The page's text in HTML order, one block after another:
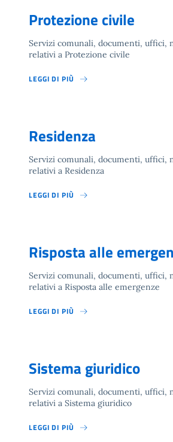
Protezione civile
Servizi comunali, documenti, uffici,
relativi a Protezione civile
LEGGI DI PIÙ
Residenza
Servizi comunali, documenti, uffici,
relativi a Residenza
LEGGI DI PIÙ
Risposta alle
Servizi comunali, documenti, uffici,
relativi a Risposta alle emergenze
LEGGI DI PIÙ
Sistema giuridico
Servizi comunali, documenti, uffici,
relativi a Sistema giuridico
LEGGI DI PIÙ